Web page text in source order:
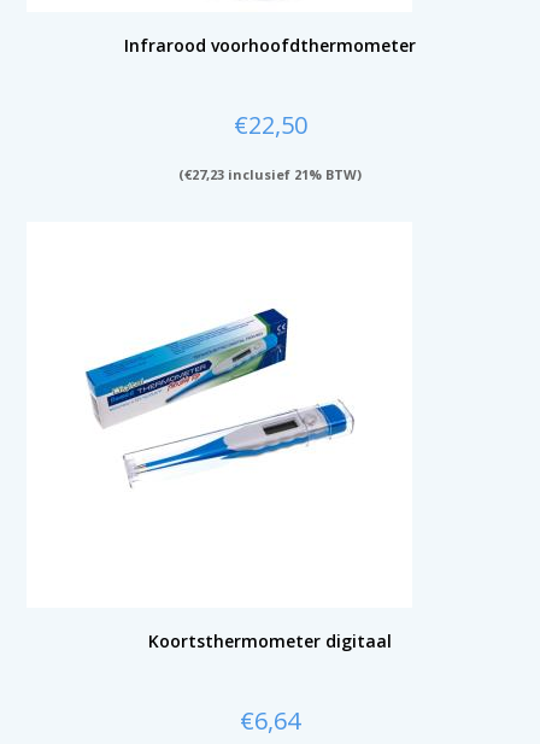
Infrarood voorhoofdthermometer
€22,50
(€27,23 inclusief 21% BTW)
Koortsthermometer digitaal
€6,64